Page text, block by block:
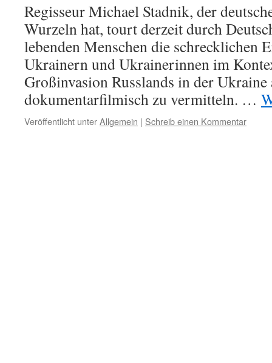
Regisseur Michael Stadnik, der
Wurzeln hat, tourt derzeit durch
lebenden Menschen die schrecklichen
Ukrainern und Ukrainerinnen im
Großinvasion Russlands in der
dokumentarfilmisch zu vermitteln. …
Veröffentlicht unterAllgemein | Schreib einen Kommentar